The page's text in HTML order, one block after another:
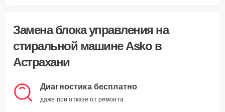
Замена блока управленияна
стиральной машине Asko в
Астрахани
Диагностика бесплатно
даже при отказе от ремонта